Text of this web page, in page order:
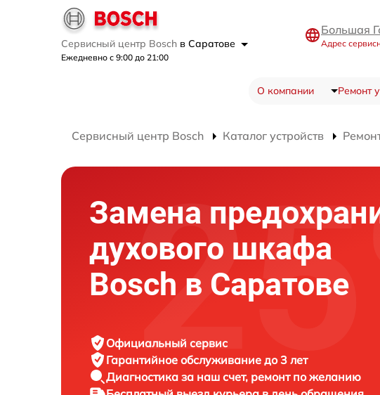
Сервисный центр Bosch в Саратове
Ежедневно с 9:00 до 21:00
Большая
Адрес
О компании Ремонт
Сервисный центр Bosch Каталог устройств
Замена
духового шкафа
Bosch в Саратове
Официальный сервис
Гарантийное обслуживание до 3 лет
Диагностика за наш счет, ремонт по желанию